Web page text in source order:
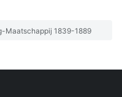
Maatschappij 1839-1889